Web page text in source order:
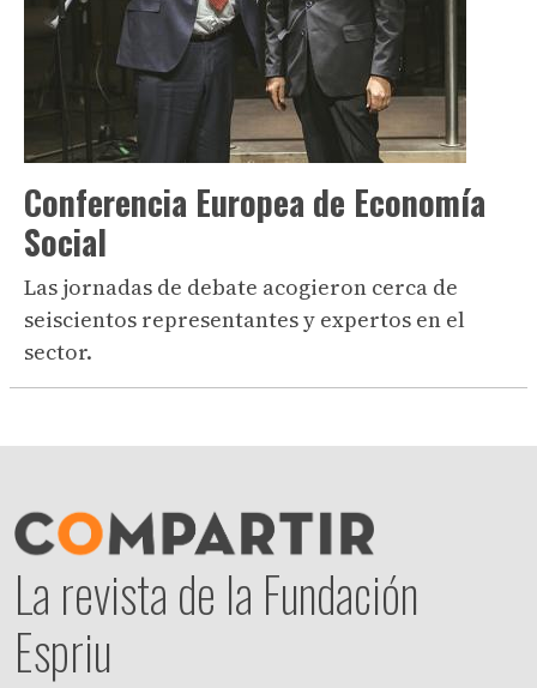
Conferencia Europea de Economía
Social
Las jornadas de debate acogieron cerca de
seiscientos representantes y expertos en el
sector.
La revista de la Fundación
Espriu